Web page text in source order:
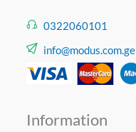
0322060101
info@modus.com.ge
Information